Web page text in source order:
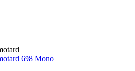
698 Mono